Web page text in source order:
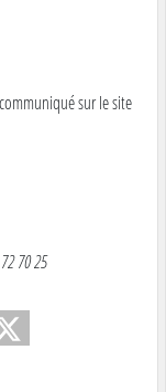
sur le site
70 25